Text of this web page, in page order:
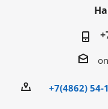
+7(4862) 54-